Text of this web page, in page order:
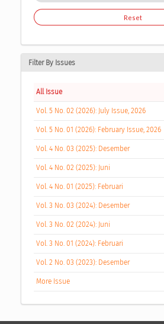
Reset
Filter By Issues
All Issue
Vol. 5 No. 02 (2026): July Issue, 2026
Vol. 5 No. 01 (2026): February Issue, 2026
Vol. 4 No. 03 (2025): Desember
Vol. 4 No. 02 (2025): Juni
Vol. 4 No. 01 (2025): Februari
Vol. 3 No. 03 (2024): Desember
Vol. 3 No. 02 (2024): Juni
Vol. 3 No. 01 (2024): Februari
Vol. 2 No. 03 (2023): Desember
More Issue